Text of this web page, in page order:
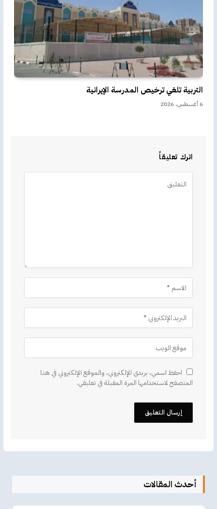
التربية تلغي ترخيص المدرسة الإيرانية
6 أغسطس، 2026
اترك تعليقاً
احفظ اسمي، بريدي الإلكتروني، والموقع الإلكتروني في هذا
المتصفح لاستخدامها المرة المقبلة في تعليقي.
أحدث المقالات